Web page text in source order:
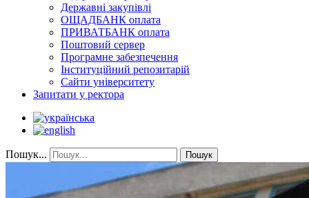
Державні закупівлі
ОЩАДБАНК оплата
ПРИВАТБАНК оплата
Поштовий сервер
Програмне забезпечення
Інституційний репозитарій
Сайти університету
Запитати у ректора
Пошук... Пошук